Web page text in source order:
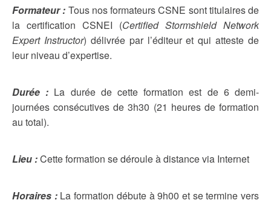
Formateur : Tous nos formateurs CSNE sont titulaires de
la certification CSNEI (Certified Stormshield Network
Expert Instructor) délivrée par l’éditeur et qui atteste de
leur niveau d’expertise.
Durée : La durée de cette formation est de 6 demi-
journées consécutives de 3h30 (21 heures de formation
au total).
Lieu :Cette formation se déroule à distance via Internet
Horaires : La formation débute à 9h00 et se termine vers